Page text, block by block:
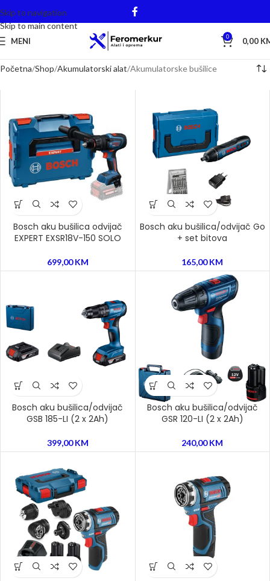
Skip to navigation
Skip to main content
MENI 0 0,00
Početna Shop Akumulatorski alat Akumulatorske bušilice
Bosch aku bušilica odvijač
EXPERT EXSR18V-150 SOLO
699,00KM
Bosch aku bušilica/odvijač Go
+ set bitova
165,00KM
Bosch aku bušilica/odvijač
GSB 185-LI (2 x 2Ah)
399,00KM
Bosch aku bušilica/odvijač
GSR 120-LI (2 x 2Ah)
240,00KM